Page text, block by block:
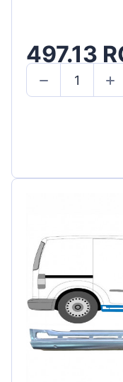
497.13